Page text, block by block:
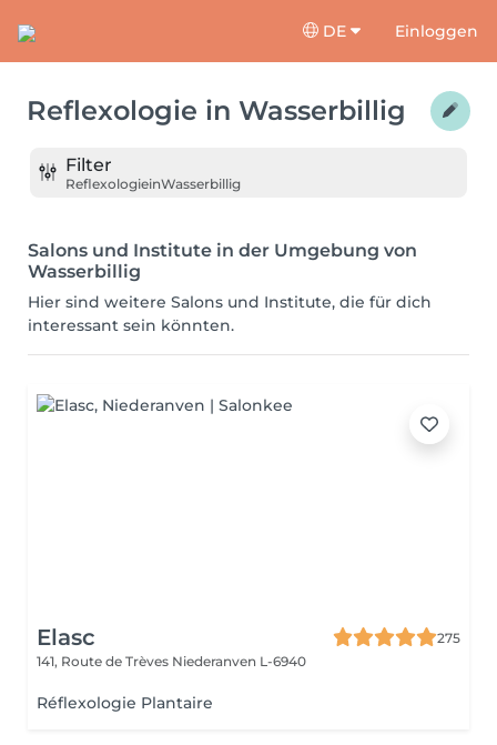
DE Einloggen
Reflexologie in Wasserbillig
Filter
ReflexologieinWasserbillig
Salons und Institute in der Umgebung von
Wasserbillig
Hier sind weitere Salons und Institute, die für dich
interessant sein könnten.
Elasc
275
141, Route de Trèves Niederanven L-6940
Réflexologie Plantaire